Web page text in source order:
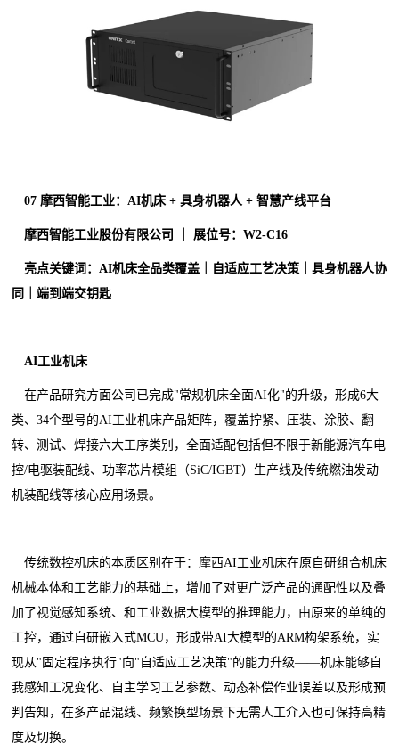
07 摩西智能工业：AI机床 + 具身机器人 + 智慧产线平台
摩西智能工业股份有限公司 ｜ 展位号：W2-C16
亮点关键词：AI机床全品类覆盖｜自适应工艺决策｜具身机器人协
同｜端到端交钥匙
AI工业机床
在产品研究方面公司已完成"常规机床全面AI化"的升级，形成6大
类、34个型号的AI工业机床产品矩阵，覆盖拧紧、压装、涂胶、翻
转、测试、焊接六大工序类别，全面适配包括但不限于新能源汽车电
控/电驱装配线、功率芯片模组（SiC/IGBT）生产线及传统燃油发动
机装配线等核心应用场景。
传统数控机床的本质区别在于：摩西AI工业机床在原自研组合机床
机械本体和工艺能力的基础上，增加了对更广泛产品的通配性以及叠
加了视觉感知系统、和工业数据大模型的推理能力，由原来的单纯的
工控，通过自研嵌入式MCU，形成带AI大模型的ARM构架系统，实
现从"固定程序执行"向"自适应工艺决策"的能力升级——机床能够自
我感知工况变化、自主学习工艺参数、动态补偿作业误差以及形成预
判告知，在多产品混线、频繁换型场景下无需人工介入也可保持高精
度及切换。